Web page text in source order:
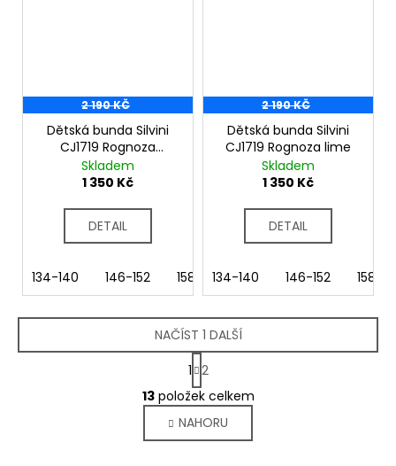
2 190 KČ
Dětská bunda Silvini
CJ1719 Rognoza
orange
Skladem
1 350 Kč
DETAIL
134-140 146-152 158-164
2 190 KČ
Dětská bunda Silvini
CJ1719 Rognoza lime
Skladem
1 350 Kč
DETAIL
134-140 146-152 158-
O
v
l
á
NAČÍST 1 DALŠÍ
S
t
r
á
n
k
1 2
13položek celkem
NAHORU